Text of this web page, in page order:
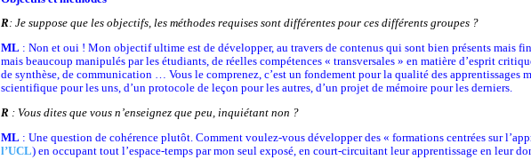
R: Je suppose que les objectifs, les méthodes requises sont différentes pour ces différents groupes ?
ML : Non et oui ! Mon objectif ultime est de développer, au travers de contenus qui sont bien présents mais
mais beaucoup manipulés par les étudiants, de réelles compétences « transversales » en matière d’esprit
de synthèse, de communication … Vous le comprenez, c’est un fondement pour la qualité des apprentissages
scientifique pour les uns, d’un protocole de leçon pour les autres, d’un projet de mémoire pour les derniers.
R : Vous dites que vous n’enseignez que peu, inquiétant non ?
ML : Une question de cohérence plutôt. Comment voulez-vous développer des « formations centrées sur
l’UCL) en occupant tout l’espace-temps par mon seul exposé, en court-circuitant leur apprentissage en leur